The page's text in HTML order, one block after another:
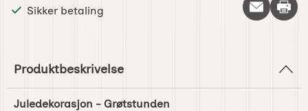
Sikker betaling Skriv
Produktbeskrivelse
Juledekorasjon - Grøtstunden